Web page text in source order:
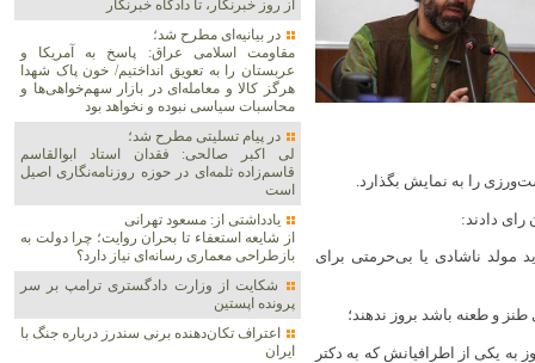
را به نمایش بگذارد.
دادند:
مولد ناشادی یا بی‌حرمتی برای
و طعنه باشد بروز ندهند؛
به یکی از اطرافیانش که به دکتر
از روز خبرنگار، تا دادگاه خبرنگار
در بیانیه‌ای مطرح شد؛
مقاومت اسلامی عراق: پاسخ به آمریکا و
عربستان را به تعویق انداختیم/ خون پاک شهدا
هرگز کالا و معامله‌ای در بازار سهم‌خواهی‌ها و
محاسبات سیاسی نبوده و نخواهد بود
در پیام تسلیتی مطرح شد؛
لی اکبر صالحی: فقدان استاد ابوالقاسم
قاسم‌زاده ثلمه‌ای در حوزه روزنامه‌نگاری اصیل
است
یادداشتی از: مسعود تهرانی
از شایعه استعفاء تا بحران روایت؛ چرا دولت به
بازطراحی معماری رسانه‌ای نیاز دارد؟
شکایت از وزارت دادگستری ترامپ بر سر
پرونده اپستین
اعتراف تکان‌دهنده برنی سندرز درباره جنگ با
ایران